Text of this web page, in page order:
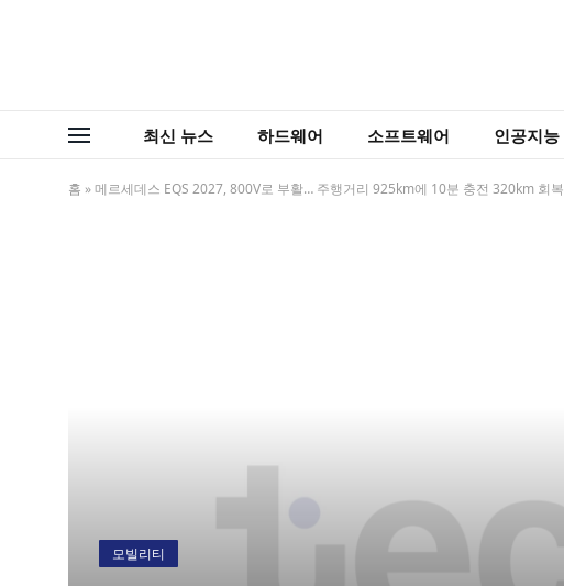
최신 뉴스 하드웨어 소프트웨어 인공지능
홈 »메르세데스 EQS 2027, 800V로 부활… 주행거리 925km에 10분 충전 320km 회복
모빌리티